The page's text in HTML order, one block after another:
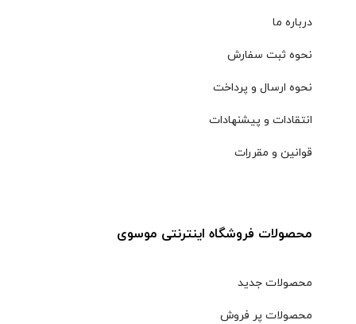
درباره ما
نحوه ثبت سفارش
نحوه ارسال و پرداخت
انتقادات و پیشنهادات
قوانین و مقررات
محصولات فروشگاه اینترنتی موسوی
محصولات جدید
محصولات پر فروش